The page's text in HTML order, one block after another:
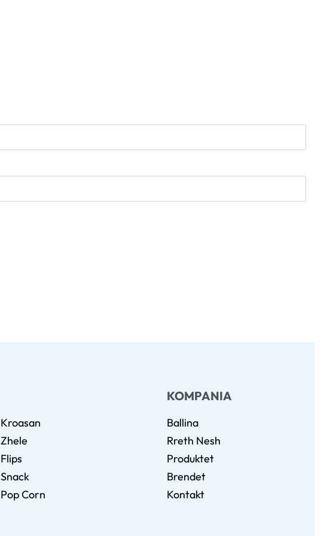
Kroasan
Zhele
Flips
Snack
Pop Corn
KOMPANIA
Ballina
Rreth Nesh
Produktet
Brendet
Kontakt